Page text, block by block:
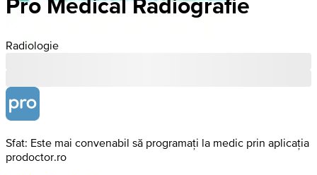
Radiologie
Sfat: Este mai convenabil să programați la medic prin aplicația
prodoctor.ro